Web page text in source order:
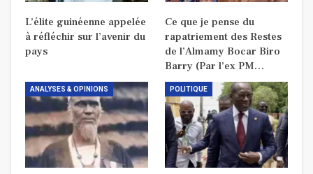
L’élite guinéenne appelée
à réfléchir sur l’avenir du
pays
Ce que je pense du
rapatriement des Restes
de l’Almamy Bocar Biro
Barry (Par l’ex PM…
ANALYSES & OPINIONS POLITIQUE